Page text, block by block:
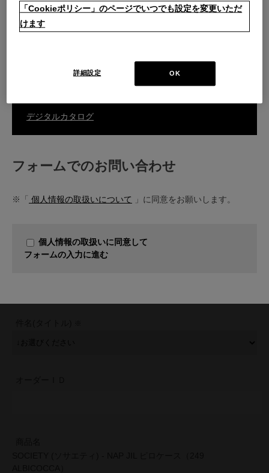
カスタマーサービスのお問い合わせ
デジタルカタログ
フォームでのお問い合わせ
※「 個人情報の取扱いについて 」に同意をお願いします。
個人情報の取扱いに同意して
フォームの入力に進む
「Cookieポリシー」のページでいつでも設定を変更いただ
けます
OK
詳細設定